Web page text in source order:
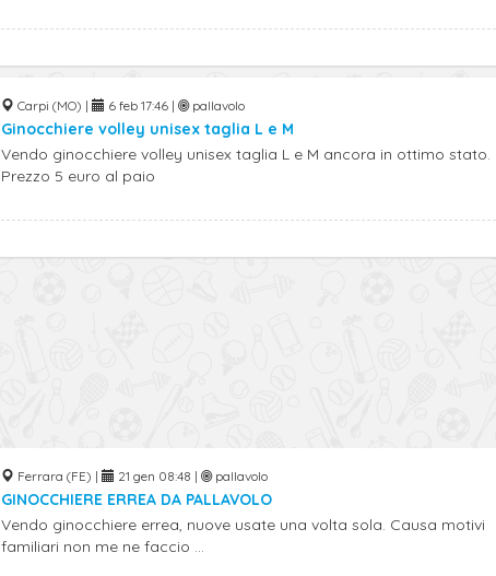
Carpi (MO) | 6 feb 17:46 | pallavolo
Ginocchiere volley unisex taglia L e M
Vendo ginocchiere volley unisex taglia L e M ancora in ottimo stato.
Prezzo 5 euro al paio
Ferrara (FE) | 21 gen 08:48 | pallavolo
GINOCCHIERE ERREA DA PALLAVOLO
Vendo ginocchiere errea, nuove usate una volta sola. Causa motivi
familiari non me ne faccio ...